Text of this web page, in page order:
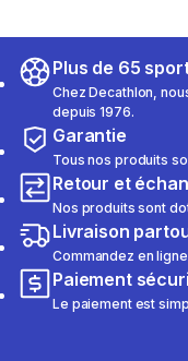
Plus de 65
Chez Decathlon,
depuis 1976.
Garantie
Tous nos produits
Retour et
Nos produits sont
Livraison
Commandez en
Paiement
Le paiement est